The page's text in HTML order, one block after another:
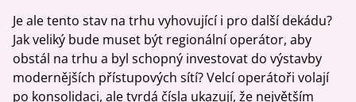
Je ale tento stav na trhu vyhovující i pro další dekádu?
Jak veliký bude muset být regionální operátor, aby
obstál na trhu a byl schopný investovat do výstavby
modernějších přístupových sítí? Velcí operátoři volají
po konsolidaci, ale tvrdá čísla ukazují, že největším